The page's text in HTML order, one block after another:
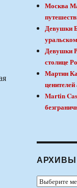
Москва
Девушки
Девушки
столице
Мартин
Martin
АРХИВЫ
Архивы